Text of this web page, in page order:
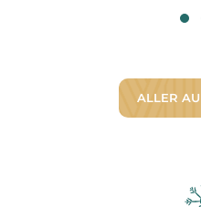
ALLER